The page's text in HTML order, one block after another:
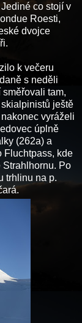
co stojí v
Roesti,
dvojce
k večeru
s neděli
tam,
ještě
vyráželi
úplně
(262a) a
Fluchtpass, kde
Strahlhornu. Po
trhlinu na p.